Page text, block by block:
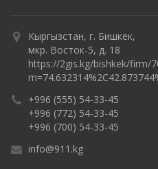
Кыргызстан, г. Бишкек,
мкр. Восток-5, д. 18
https://2gis.kg/bishkek/firm/
+996 (555) 54-33-45
+996 (772) 54-33-45
+996 (700) 54-33-45
info@911.kg